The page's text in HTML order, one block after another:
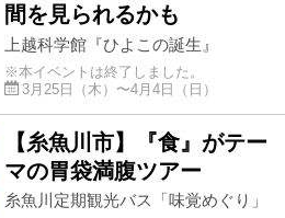
間を見られるかも
上越科学館『ひよこの誕生』
※本イベントは終了しました。
3月25日（木）〜4月4日（日）
【糸魚川市】『食』がテー
マの胃袋満腹ツアー
糸魚川定期観光バス「味覚めぐり」